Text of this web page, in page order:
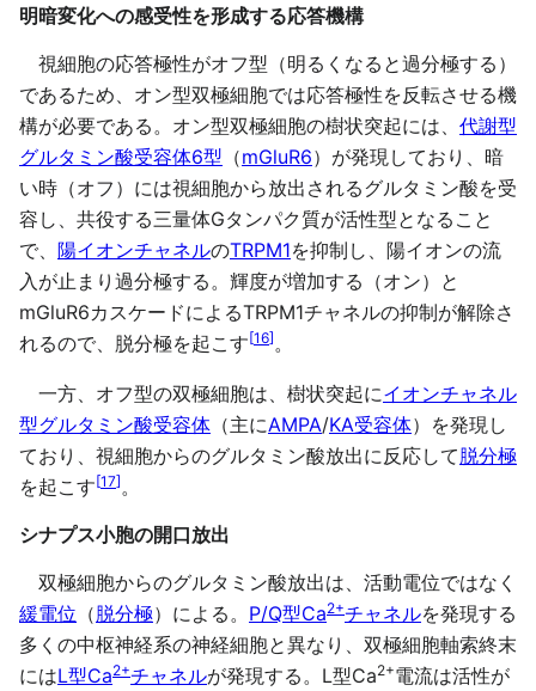
明暗変化への感受性を形成する応答機構
視細胞の応答極性がオフ型（明るくなると過分極する）
であるため、オン型双極細胞では応答極性を反転させる機
構が必要である。オン型双極細胞の樹状突起には、 代謝型
グルタミン酸受容体6型 （mGluR6）が発現しており、暗
い時（オフ）には視細胞から放出されるグルタミン酸を受
容し、共役する三量体Gタンパク質が活性型となること
で、 陽イオンチャネルのTRPM1を抑制し、陽イオンの流
入が止まり過分極する。輝度が増加する（オン）と
mGluR6カスケードによるTRPM1チャネルの抑制が解除さ
れるので、脱分極を起こす[16] 。
一方、オフ型の双極細胞は、樹状突起にイオンチャネル
型グルタミン酸受容体 （主にAMPA/KA受容体）を発現し
ており、視細胞からのグルタミン酸放出に反応して脱分極
を起こす[17] 。
シナプス小胞の開口放出
双極細胞からのグルタミン酸放出は、活動電位ではなく
緩電位 （脱分極）による。 P/Q型Ca2+チャネルを発現する
多くの中枢神経系の神経細胞と異なり、双極細胞軸索終末
にはL型Ca2+チャネルが発現する。L型Ca2+電流は活性が